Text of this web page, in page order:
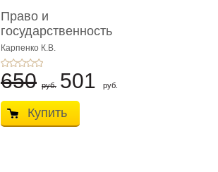
Право и
государственность
Древнего Двуречья. �
...
Карпенко К.В.
650 руб. 501 руб.
Купить